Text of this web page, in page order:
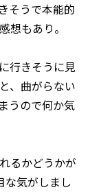
そうで本能的
想もあり。
行きそうに見
、曲がらない
うので何か気
るかどうかが
な気がしまし